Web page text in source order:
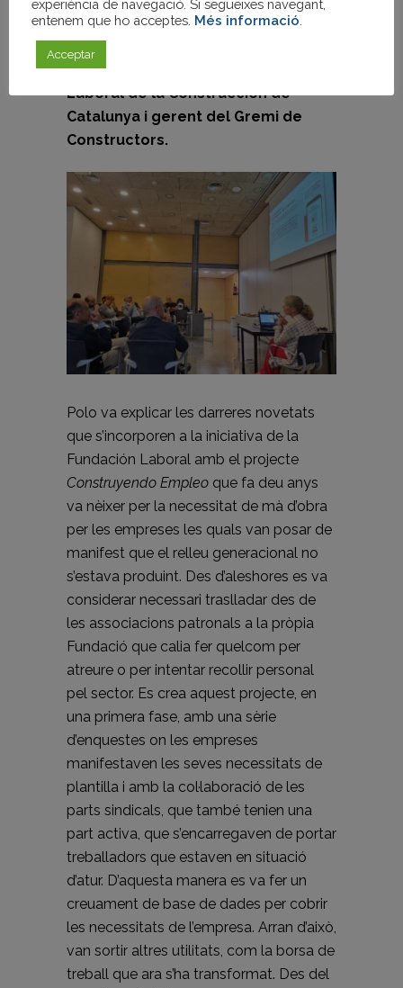
Comissió RiMe i del Gremi, Josep Antoni
Martínez, va donar la paraula a
Polo, secretaria de la Fundación
Laboral de la Construcción de
Catalunya i gerent del Gremi de
Constructors.
Polo va explicar les darreres novetats
que s’incorporen a la iniciativa de la
Fundación Laboral amb el projecte
Construyendo Empleo que fa deu anys
va nèixer per la necessitat de mà d’obra
per les empreses les quals van posar de
manifest que el relleu generacional no
s’estava produint. Des d’aleshores es va
considerar necessari traslladar des de
les associacions patronals a la pròpia
Fundació que calia fer quelcom per
atreure o per intentar recollir personal
pel sector. Es crea aquest projecte, en
una primera fase, amb una sèrie
d’enquestes on les empreses
manifestaven les seves necessitats de
plantilla i amb la col·laboració de les
parts sindicals, que també tenien una
part activa, que s’encarregaven de portar
treballadors que estaven en situació
d’atur. D’aquesta manera es va fer un
creuament de base de dades per cobrir
les necessitats de l’empresa. Arran d’això,
van sortir altres utilitats, com la borsa de
treball que ara s’ha transformat. Des del
experiència de navegació. Si segueixes navegant,
entenem que ho acceptes. Més informació
Acceptar